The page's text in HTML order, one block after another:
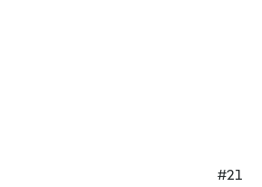
#21